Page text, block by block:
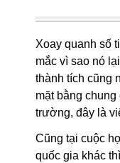
Xoay quanh số
mắc vì sao nó
thành tích cũng
mặt bằng
trường, đây là
Cũng tại cuộc
quốc gia khác